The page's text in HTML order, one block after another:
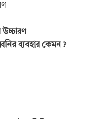
ব্যবহার কেমন ?